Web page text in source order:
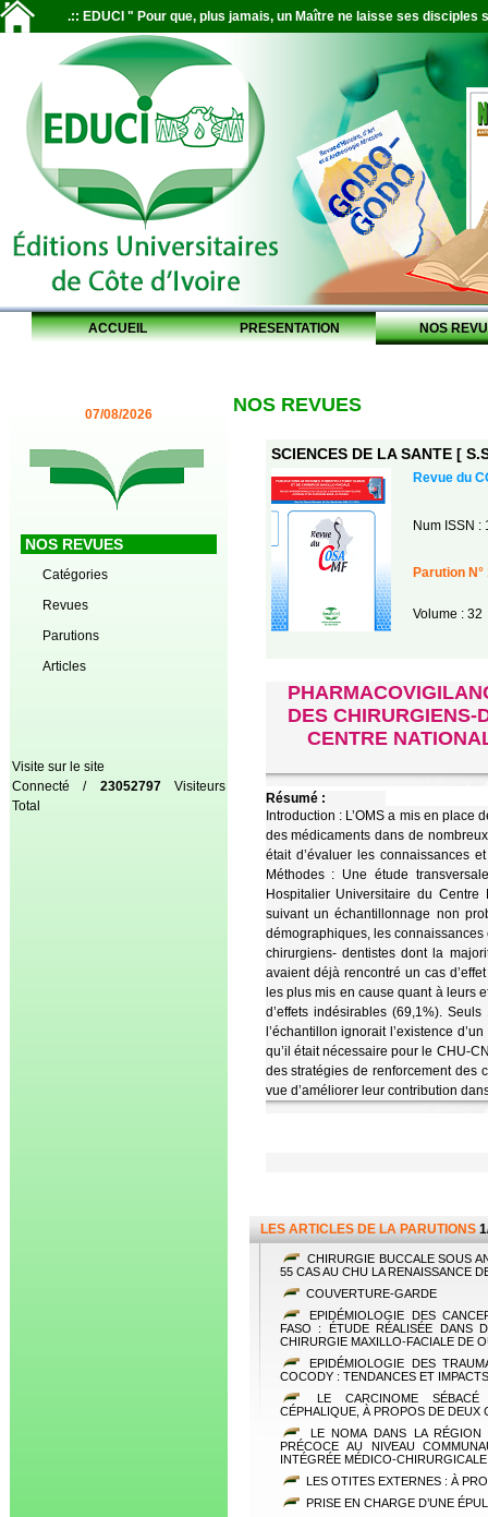
.:: EDUCI " Pour que, plus jamais, un Maître ne laisse ses disciples
ACCUEIL PRESENTATION NOS
07/08/2026
NOS REVUES
Catégories
Revues
Parutions
Articles
Visite sur le site
Connecté / 23052797Visiteurs
Total
NOS REVUES
SCIENCES DE LA SANTE [
Revue du
Num ISSN :
Parution N°
Volume : 32
DES CHIRURGIENS-
CENTRE
Résumé :
Introduction : L’OMS a mis en
des médicaments dans de
était d’évaluer les connaissances
Méthodes : Une étude
Hospitalier Universitaire du Centre
suivant un échantillonnage non
démographiques, les
chirurgiens- dentistes dont la
avaient déjà rencontré un cas
les plus mis en cause quant à leurs
d’effets indésirables (69,1%).
l’échantillon ignorait l’existence
qu’il était nécessaire pour le CHU-
des stratégies de renforcement des
vue d’améliorer leur contribution
LES ARTICLES DE LA PARUTIONS
CHIRURGIE BUCCALE SOUS
55 CAS AU CHU LA RENAISSANCE
COUVERTURE-GARDE
EPIDÉMIOLOGIE DES
FASO : ÉTUDE RÉALISÉE DANS
CHIRURGIE MAXILLO-FACIALE DE
EPIDÉMIOLOGIE DES
COCODY : TENDANCES ET
LE CARCINOME SÉBACÉ
CÉPHALIQUE, À PROPOS DE DEUX
LE NOMA DANS LA RÉGION
PRÉCOCE AU NIVEAU
INTÉGRÉE MÉDICO-
LES OTITES EXTERNES : À
PRISE EN CHARGE D’UNE